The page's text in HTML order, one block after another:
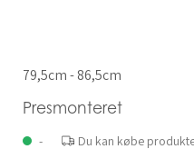
79,5cm - 86,5cm
Presmonteret
- Du kan købe